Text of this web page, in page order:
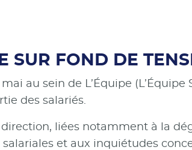
SUR FOND DE
au sein de L’Équipe (L’Équipe
des salariés.
liées notamment à la
et aux inquiétudes